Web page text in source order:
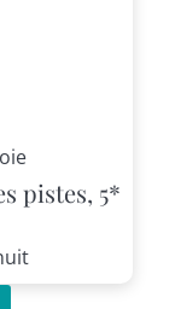
pistes, 5*